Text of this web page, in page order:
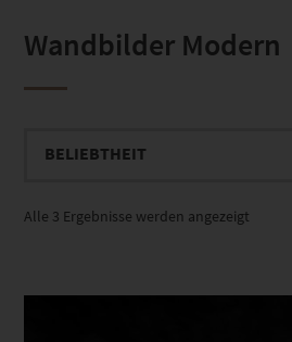
Wandbilder Modern
Alle 3 Ergebnisse werden angezeigt
Dieses Produkt weist mehrere Varianten auf. Die Optionen können auf der Produktseite gewählt werden